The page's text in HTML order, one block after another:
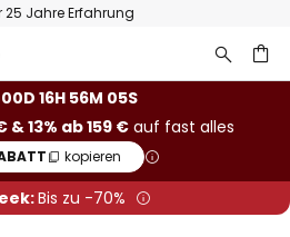
50 Tage kostenlose Retoure
00D 16H 56M 04S
& 13% ab 159 €auf fast alles
kopieren
Bis zu -70%